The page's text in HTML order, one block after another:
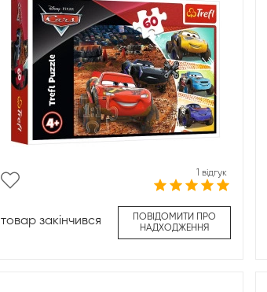
1 відгук
товар закінчився
ПОВІДОМИТИ ПРО
НАДХОДЖЕННЯ